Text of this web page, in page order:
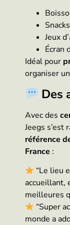
Jeux
Écran
Idéal pour
organiser un
Des
Avec des
Jeegs s’est
référence
France :
“Le lieu
accueillant,
meilleures
“Super
monde a